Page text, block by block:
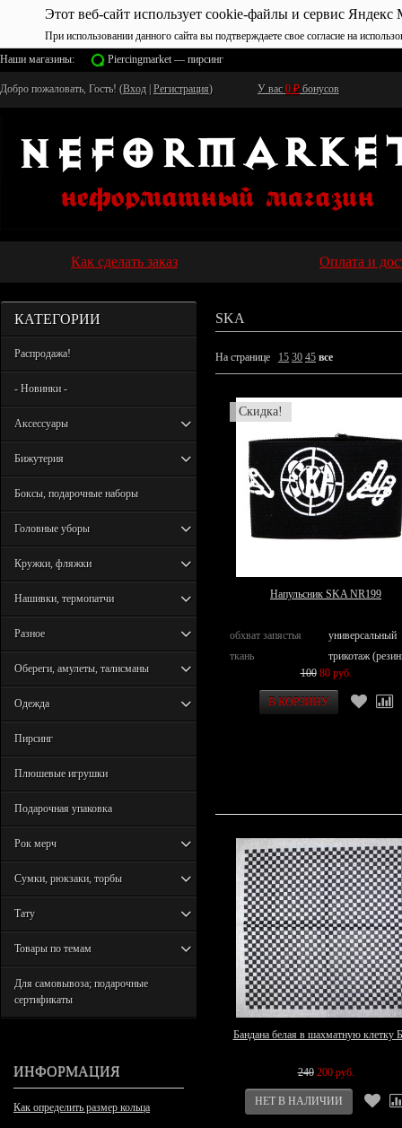
Этот веб-сайт использует cookie-файлы и сервис Яндекс
При использовании данного сайта вы подтверждаете свое согласие на
Наши магазины:
Piercingmarket — пирсинг
Добро пожаловать, Гость! (Вход Регистрация) У вас 0 ₽ бонусов
Как сделать заказ Оплата и
КАТЕГОРИИ
Распродажа!
- Новинки -
Аксессуары
Бижутерия
Боксы, подарочные наборы
Головные уборы
Кружки, фляжки
Нашивки, термопатчи
Разное
Обереги, амулеты, талисманы
Одежда
Пирсинг
Плюшевые игрушки
Подарочная упаковка
Рок мерч
Сумки, рюкзаки, торбы
Тату
Товары по темам
Для самовывоза; подарочные
сертификаты
ИНФОРМАЦИЯ
Как определить размер кольца
SKA
На странице 15 30 45 все
Скидка!
Напульсник SKA NR199
обхват запястья
универсальный
ткань
трикотаж
100 80 руб.
Бандана белая в шахматную клетку
240 200 руб.